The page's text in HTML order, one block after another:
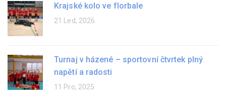
Krajské kolo ve florbale
21 Led, 2026
Turnaj v házené – sportovní čtvrtek plný
napětí a radosti
11 Pro, 2025